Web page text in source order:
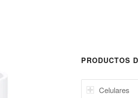
PRODUCTOS
Celulares